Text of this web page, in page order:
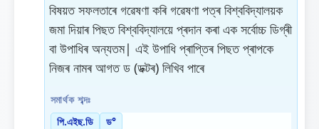
বিষয়ত সফলতাৰে গৱেষণা কৰি গৱেষণা পত্ৰ বিশ্ববিদ্যালয়ক
জমা দিয়াৰ পিছত বিশ্ববিদ্যালয়ে প্ৰদান কৰা এক সৰ্বোচ্চ ডিগ্ৰী
বা উপাধিৰ অন্যতম| এই উপাধি প্ৰাপ্তিৰ পিছত প্ৰাপকে
নিজৰ নামৰ আগত ড (ডক্টৰ) লিখিব পাৰে
সমাৰ্থক শব্দঃ
পি.এইছ.ডি
ড°